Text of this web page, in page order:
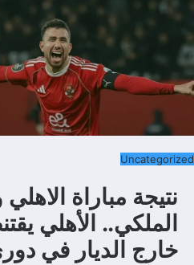
Uncategorized
نتيجة مباراة
الملكي.. الأهلي
خارج الديار في